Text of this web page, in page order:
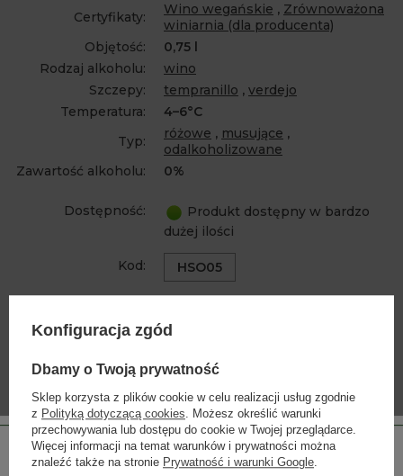
Certyfikaty:
Wino wegańskie , Zrównoważona
winiarnia (dla producenta)
Objętość:
0,75 l
Rodzaj alkoholu:
wino
Szczepy:
tempranillo , verdejo
Temperatura:
4–6°C
Typ:
różowe , musujące ,
odalkoholizowane
Zawartość alkoholu:
0%
Dostępność:
Produkt dostępny w bardzo
dużej ilości
Kod: HSO05
NAJLEPIEJ PODAWAĆ DO
Konfiguracja zgód
Dbamy o Twoją prywatność
Sklep korzysta z plików cookie w celu realizacji usług zgodnie
z Polityką dotyczącą cookies. Możesz określić warunki
przechowywania lub dostępu do cookie w Twojej przeglądarce.
Więcej informacji na temat warunków i prywatności można
znaleźć także na stronie Prywatność i warunki Google.